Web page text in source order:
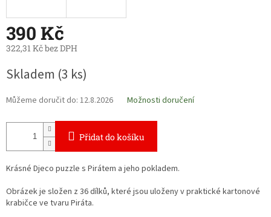
390 Kč
322,31 Kč bez DPH
cena:
Skladem (3 ks)
Můžeme doručit do: 12.8.2026 Možnosti doručení
Přidat do košíku
Krásné Djeco puzzle s Pirátem a jeho pokladem.
Obrázek je složen z 36 dílků, které jsou uloženy v praktické kartonové
krabičce ve tvaru Piráta.